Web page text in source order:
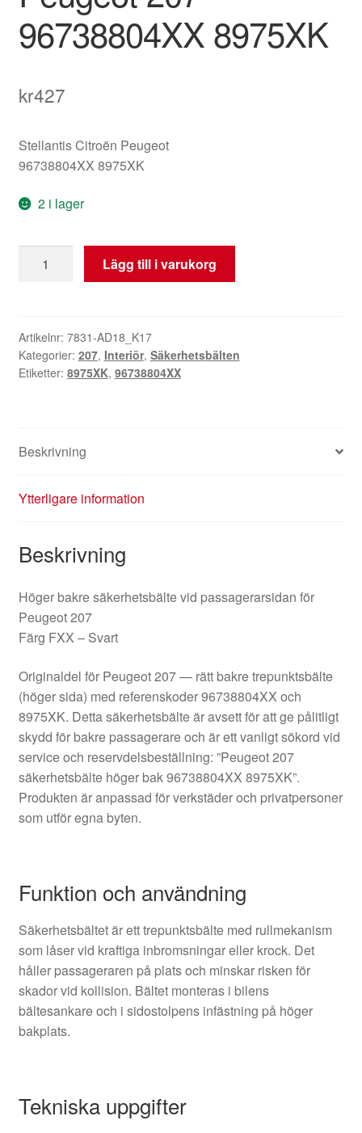
96738804XX 8975XK
kr427
Stellantis Citroën Peugeot
96738804XX 8975XK
2 i lager
bakre
207
96738804XX
8975XK
Lägg till i varukorg
Artikelnr: 7831-AD18_K17
Kategorier: 207, Interiör, Säkerhetsbälten
Etiketter: 8975XK, 96738804XX
Beskrivning
Ytterligare information
Beskrivning
Höger bakre säkerhetsbälte vid passagerarsidan för
Peugeot 207
Färg FXX – Svart
Originaldel för Peugeot 207 — rätt bakre trepunktsbälte
(höger sida) med referenskoder 96738804XX och
8975XK. Detta säkerhetsbälte är avsett för att ge pålitligt
skydd för bakre passagerare och är ett vanligt sökord vid
service och reservdelsbeställning: ”Peugeot 207
säkerhetsbälte höger bak 96738804XX 8975XK”.
Produkten är anpassad för verkstäder och privatpersoner
som utför egna byten.
Funktion och användning
Säkerhetsbältet är ett trepunktsbälte med rullmekanism
som låser vid kraftiga inbromsningar eller krock. Det
håller passageraren på plats och minskar risken för
skador vid kollision. Bältet monteras i bilens
bältesankare och i sidostolpens infästning på höger
bakplats.
Tekniska uppgifter